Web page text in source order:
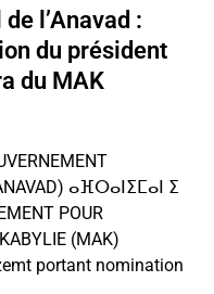
l’Anavad :
du président
du MAK
ⴰⴼⵔⴰⵏⵉⵎⴰⵏ ⵉ
POUR
(MAK)
portant nomination